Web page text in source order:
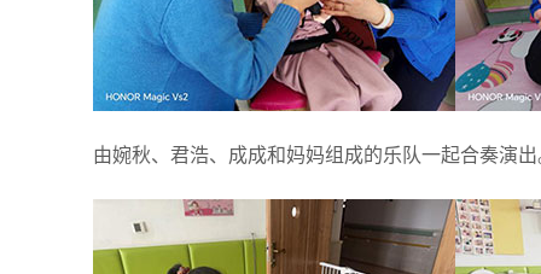
由婉秋、君浩、成成和妈妈组成的乐队一起合奏演